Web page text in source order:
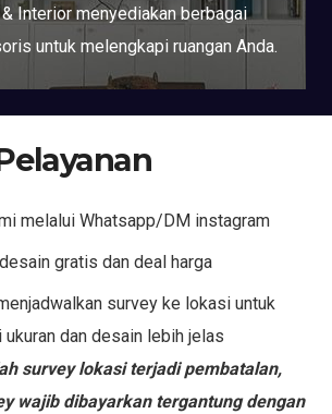
Interior menyediakan berbagai
untuk melengkapi ruangan Anda.
melalui Whatsapp/DM instagram
gratis dan deal harga
survey ke lokasi untuk
ukuran dan desain lebih jelas
survey lokasi terjadi pembatalan,
wajib dibayarkan tergantung dengan